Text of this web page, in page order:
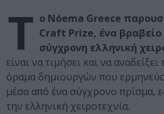
Τ ο Nóema Greece
Craft Prize, ένα
σύγχρονη ελληνική
είναι να τιμήσει και να
όραμα δημιουργών που
μέσα από ένα σύγχρονο πρίσμα,
την ελληνική χειροτεχνία.